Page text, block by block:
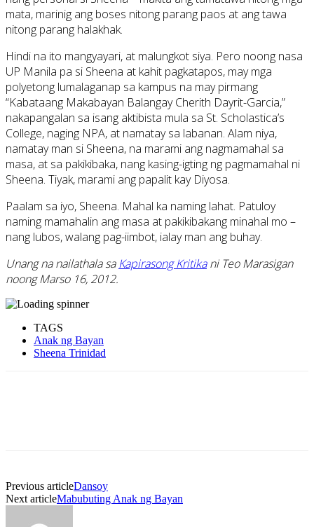
mata, marinig ang boses nitong parang paos at ang tawa
nitong parang halakhak.
Hindi na ito mangyayari, at malungkot siya. Pero noong nasa
UP Manila pa si Sheena at kahit pagkatapos, may mga
polyetong lumalaganap sa kampus na may pirmang
“Kabataang Makabayan Balangay Cherith Dayrit-Garcia,”
nakapangalan sa isang aktibista mula sa St. Scholastica’s
College, naging NPA, at namatay sa labanan. Alam niya,
namatay man si Sheena, na marami ang nagmamahal sa
masa, at sa pakikibaka, nang kasing-igting ng pagmamahal ni
Sheena. Tiyak, marami ang papalit kay Diyosa.
Paalam sa iyo, Sheena. Mahal ka naming lahat. Patuloy
naming mamahalin ang masa at pakikibakang minahal mo –
nang lubos, walang pag-iimbot, ialay man ang buhay.
Unang na nailathala saKapirasong Kritikani Teo Marasigan
noong Marso 16, 2012.
TAGS
Anak ng Bayan
Sheena Trinidad
Previous articleDansoy
Next articleMabubuting Anak ng Bayan